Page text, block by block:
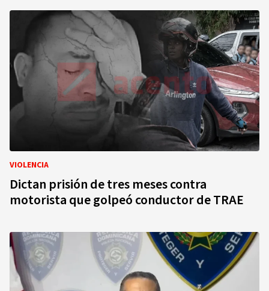
VIOLENCIA
Dictan prisión de tres meses contra
motorista que golpeó conductor de TRAE